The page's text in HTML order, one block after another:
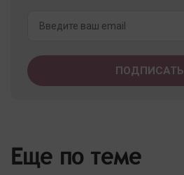
Еще по теме